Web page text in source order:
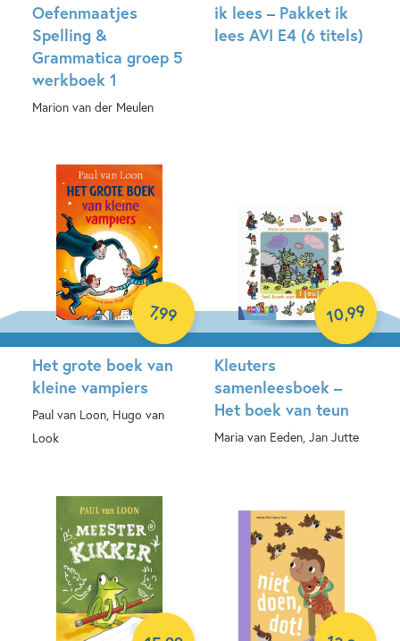
Oefenmaatjes
Spelling &
Grammatica groep 5
werkboek 1
Marion van der Meulen
ik lees – Pakket ik
lees AVI E4 (6 titels)
Het grote boek van
kleine vampiers
Paul van Loon, Hugo van
Look
7,99
Kleuters
samenleesboek –
Het boek van teun
Maria van Eeden, Jan Jutte
10,99